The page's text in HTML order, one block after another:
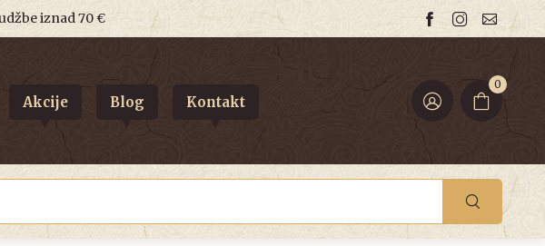
iznad 70 €
0
Akcije Blog Kontakt